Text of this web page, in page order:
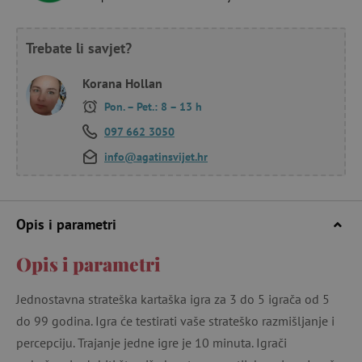
Trebate li savjet?
Korana Hollan
Pon. – Pet.: 8 – 13 h
097 662 3050
info@agatinsvijet.hr
Opis i parametri
Opis i parametri
Jednostavna strateška kartaška igra za 3 do 5 igrača od 5
do 99 godina. Igra će testirati vaše strateško razmišljanje i
percepciju. Trajanje jedne igre je 10 minuta. Igrači